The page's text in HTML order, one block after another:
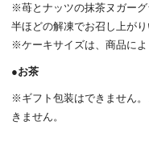
※苺とナッツの抹茶ヌガー
半ほどの解凍でお召し上が
※ケーキサイズは、商品によ
●お茶
※ギフト包装はできません
きません。